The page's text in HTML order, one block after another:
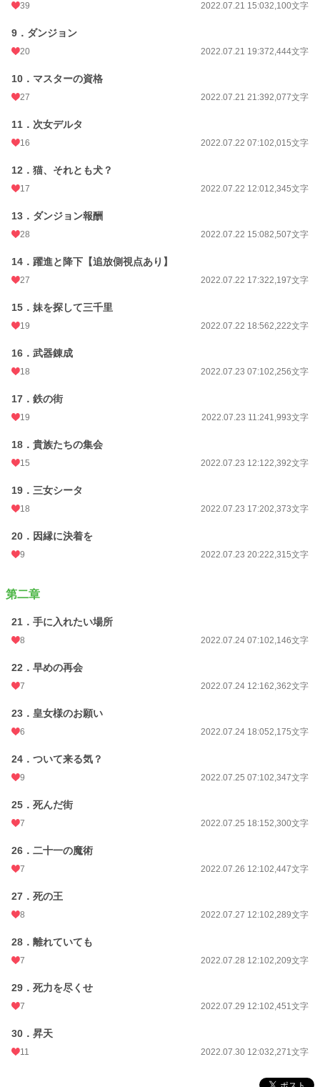
39 2022.07.21 15:032,100文字
9．ダンジョン
20 2022.07.21 19:372,444文字
10．マスターの資格
27 2022.07.21 21:392,077文字
11．次女デルタ
16 2022.07.22 07:102,015文字
12．猫、それとも犬？
17 2022.07.22 12:012,345文字
13．ダンジョン報酬
28 2022.07.22 15:082,507文字
14．躍進と降下【追放側視点あり】
27 2022.07.22 17:322,197文字
15．妹を探して三千里
19 2022.07.22 18:562,222文字
16．武器錬成
18 2022.07.23 07:102,256文字
17．鉄の街
19 2022.07.23 11:241,993文字
18．貴族たちの集会
15 2022.07.23 12:122,392文字
19．三女シータ
18 2022.07.23 17:202,373文字
20．因縁に決着を
9 2022.07.23 20:222,315文字
第二章
21．手に入れたい場所
8 2022.07.24 07:102,146文字
22．早めの再会
7 2022.07.24 12:162,362文字
23．皇女様のお願い
6 2022.07.24 18:052,175文字
24．ついて来る気？
9 2022.07.25 07:102,347文字
25．死んだ街
7 2022.07.25 18:152,300文字
26．二十一の魔術
7 2022.07.26 12:102,447文字
27．死の王
8 2022.07.27 12:102,289文字
28．離れていても
7 2022.07.28 12:102,209文字
29．死力を尽くせ
7 2022.07.29 12:102,451文字
30．昇天
11 2022.07.30 12:032,271文字